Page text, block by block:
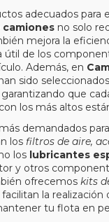
adecuados para
no solo
mejora la
útil de los
Además, en
sido
que
los más altos
demandados
los filtros de aire,
los lubricantes
y otros
ofrecemos kits
la realización
tu flota en